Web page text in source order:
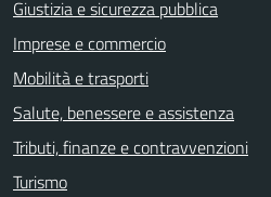
Giustizia e sicurezza pubblica
Imprese e commercio
Mobilità e trasporti
Salute, benessere e assistenza
Tributi, finanze e contravvenzioni
Turismo